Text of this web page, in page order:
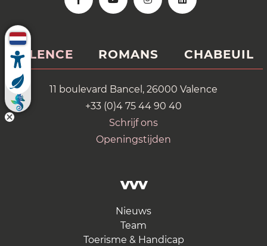
VALENCE ROMANS CHABEUIL
11 boulevard Bancel, 26000 Valence
+33 (0)4 75 44 90 40
Schrijf ons
Openingstijden
VVV
Nieuws
Team
Toerisme & Handicap